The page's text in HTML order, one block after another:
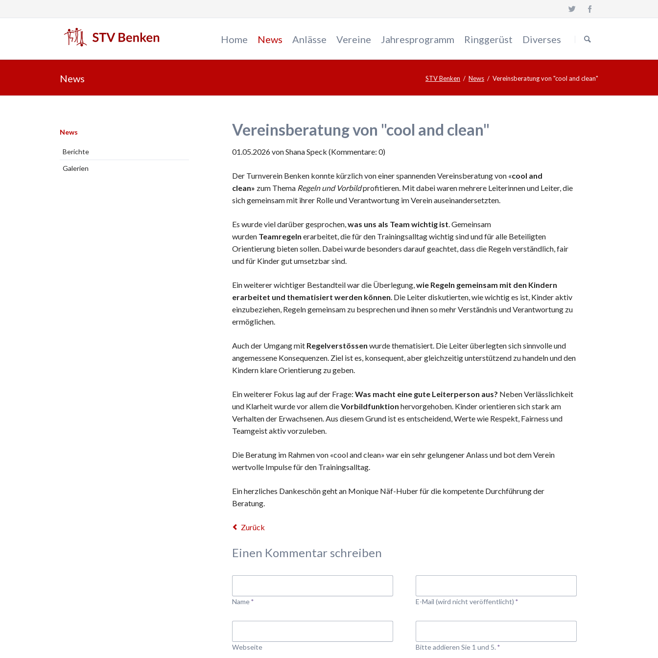
überspringen
Home News Anlässe Vereine
Mutter-Kind Turnen
Kinderturnen
Mädchenriege
Mädchenriege sucht Leitperson
Netzball Jugend
Damenriege
Frauenriege 2
Seniorinnen
Jahresprogramm Ringgerüst Diverses
News STV Benken News Vereinsberatung von "cool and clean"
Vereinsberatung von "cool and clean"
01.05.2026von Shana Speck (Kommentare: 0)
Der Turnverein Benken konnte kürzlich von einer spannenden Vereinsberatung von «cool and
clean» zum Thema Regeln und Vorbildprofitieren. Mit dabei waren mehrere Leiterinnen und Leiter, die
sich gemeinsam mit ihrer Rolle und Verantwortung im Verein auseinandersetzten.
Es wurde viel darüber gesprochen,was uns als Team wichtig ist. Gemeinsam
wurden Teamregeln erarbeitet, die für den Trainingsalltag wichtig sind und für alle Beteiligten
Orientierung bieten sollen. Dabei wurde besonders darauf geachtet, dass die Regeln verständlich, fair
und für Kinder gut umsetzbar sind.
Ein weiterer wichtiger Bestandteil war die Überlegung,wie Regeln gemeinsam mit den Kindern
erarbeitet und thematisiert werden können. Die Leiter diskutierten, wie wichtig es ist, Kinder aktiv
einzubeziehen, Regeln gemeinsam zu besprechen und ihnen so mehr Verständnis und Verantwortung zu
ermöglichen.
Auch der Umgang mit Regelverstössen wurde thematisiert. Die Leiter überlegten sich sinnvolle und
angemessene Konsequenzen. Ziel ist es, konsequent, aber gleichzeitig unterstützend zu handeln und den
Kindern klare Orientierung zu geben.
Ein weiterer Fokus lag auf der Frage: Was macht eine gute Leiterperson aus? Neben Verlässlichkeit
und Klarheit wurde vor allem dieVorbildfunktion hervorgehoben. Kinder orientieren sich stark am
Verhalten der Erwachsenen. Aus diesem Grund ist es entscheidend, Werte wie Respekt, Fairness und
Teamgeist aktiv vorzuleben.
Die Beratung im Rahmen von «cool and clean» war ein sehr gelungener Anlass und bot dem Verein
wertvolle Impulse für den Trainingsalltag.
Ein herzliches Dankeschön geht an Monique Näf-Huber für die kompetente Durchführung der
Beratung.
Zurück
Einen Kommentar schreiben
Pflichtfeld
Name* Pflichtfeld
E-Mail (wird nicht veröffentlicht) *
Webseite Bitte addieren Sie 1 und 5. *
Navigation
News
Berichte
Galerien